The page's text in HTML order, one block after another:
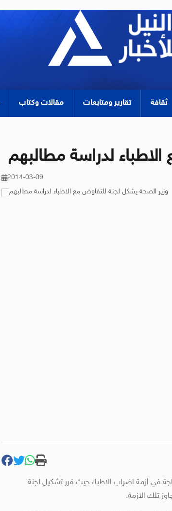
ثقافة تقارير ومتابعات مقالات وكتاب
لدراسة مطالبهم
2014-03-09
وزاية هامة لتحقيق إنفراجة في أزمة اضراب الاطباء حيث قرر تشكيل لجنة
تلك الازمة.